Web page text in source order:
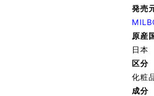
発売
原産
日本
区分
化粧
成分